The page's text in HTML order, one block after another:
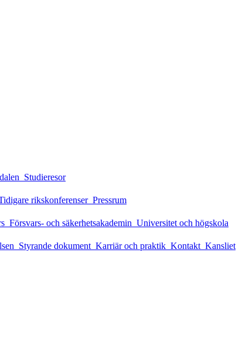
Studieresor
rikskonferenser Pressrum
Försvars- och säkerhetsakademin Universitet och högskola
Styrande dokument Karriär och praktik Kontakt Kansliet